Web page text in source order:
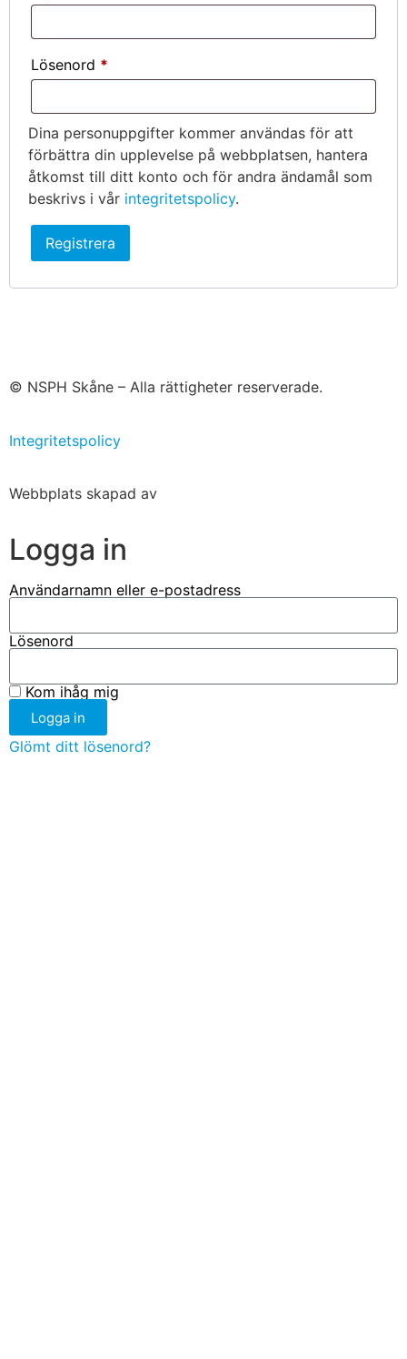
Lösenord *
Dina personuppgifter kommer användas för att
förbättra din upplevelse på webbplatsen, hantera
åtkomst till ditt konto och för andra ändamål som
beskrivs i vår integritetspolicy.
Registrera
© NSPH Skåne – Alla rättigheter reserverade.
Integritetspolicy
Webbplats skapad av
Logga in
Användarnamn eller e-postadress
Lösenord
Kom ihåg mig
Logga in
Glömt ditt lösenord?